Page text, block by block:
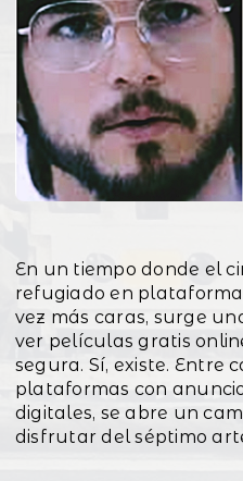
En un tiempo donde el
refugiado en
vez más caras, surge
ver películas gratis
segura. Sí, existe. Entre
plataformas con
digitales, se abre un
disfrutar del séptimo